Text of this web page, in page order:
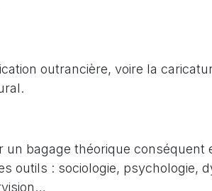
outrancière, voire la
un bagage théorique conséquent
outils : sociologie, psychologie,